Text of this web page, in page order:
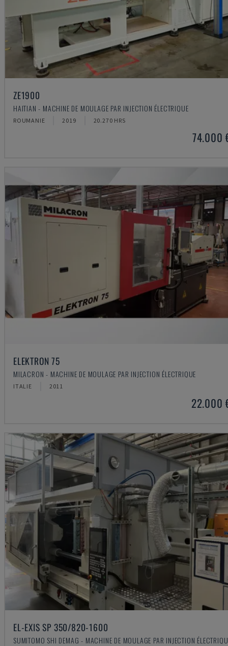
ZE1900
HAITIAN - MACHINE DE MOULAGE PAR INJECTION ÉLECTRIQUE
ROUMANIE 2019 20.270 HRS
74.000
ELEKTRON 75
MILACRON - MACHINE DE MOULAGE PAR INJECTION ÉLECTRIQUE
ITALIE 2011
22.000
EL-EXIS SP 350/820-1600
SUMITOMO SHI DEMAG - MACHINE DE MOULAGE PAR INJECTION